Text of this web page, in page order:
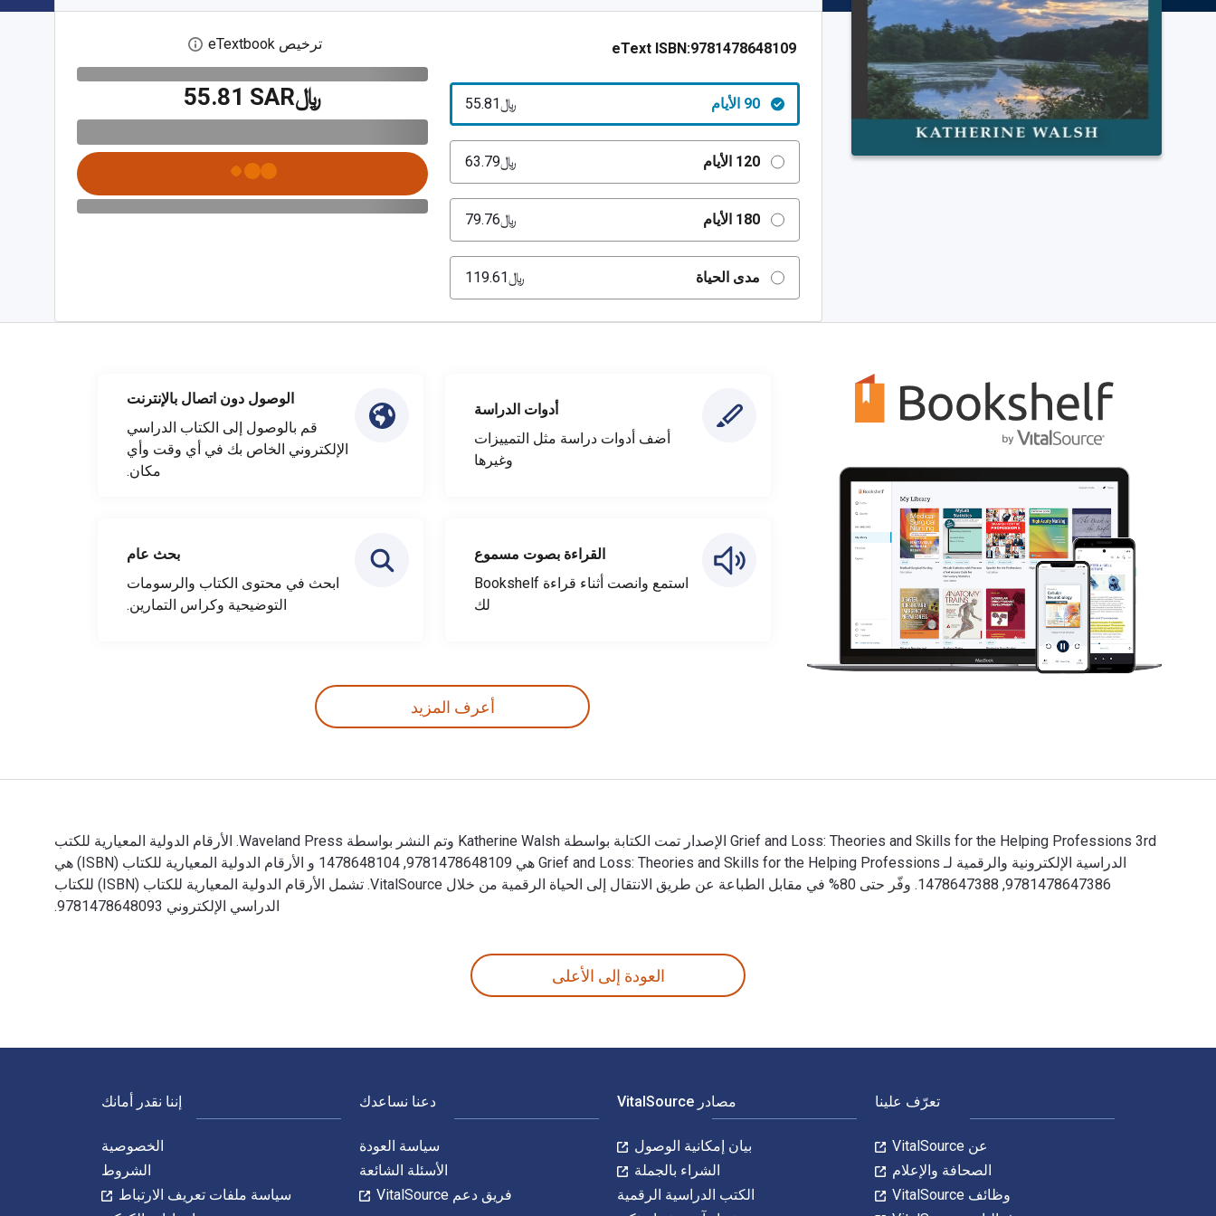
eText ISBN:9781478648109
90 الأيام ﷼‎55.81
120 الأيام ﷼‎63.79
180 الأيام ﷼‎79.76
مدى الحياة ﷼‎119.61
ترخيص eTextbook افتح مربع حوار الترخيص
﷼‎55.81 SAR
أدوات الدراسة
أضف أدوات دراسة مثل التمييزات
وغيرها
القراءة بصوت مسموع
استمع وانصت أثناء قراءة Bookshelf
لك
الوصول دون اتصال بالإنترنت
قم بالوصول إلى الكتاب الدراسي
الإلكتروني الخاص بك في أي وقت وأي
مكان.
بحث عام
ابحث في محتوى الكتاب والرسومات
التوضيحية وكراس التمارين.
أعرف المزيد
Grief and Loss: Theories and Skills for the Helping Professions 3rd الإصدار تمت الكتابة بواسطة Katherine Walsh وتم النشر بواسطة Waveland Press. الأرقام الدولية المعيارية للكتب
الدراسية الإلكترونية والرقمية لـ Grief and Loss: Theories and Skills for the Helping Professions هي 9781478648109, 1478648104 و الأرقام الدولية المعيارية للكتاب (ISBN) هي
9781478647386, 1478647388. وفّر حتى 80% في مقابل الطباعة عن طريق الانتقال إلى الحياة الرقمية من خلال VitalSource. تشمل الأرقام الدولية المعيارية للكتاب (ISBN) للكتاب
الدراسي الإلكتروني 9781478648093.
العودة إلى الأعلى
تعرّف علينا
عن VitalSource
الصحافة والإعلام
وظائف VitalSource
مصادر VitalSource
بيان إمكانية الوصول
الشراء بالجملة
الكتب الدراسية الرقمية
دعنا نساعدك
سياسة العودة
الأسئلة الشائعة
فريق دعم VitalSource
إننا نقدر أمانك
الخصوصية
الشروط
سياسة ملفات تعريف الارتباط